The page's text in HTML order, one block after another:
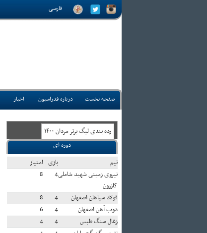
فارسی
صفحه نخست درباره فدراسیون اخبار
رده بندی ليگ برتر مردان ۱۴۰۰
دوره ای
تيم
بازی امتياز
نیروی زمینی شهید شاملی
کازرون
4
8
فولاد سپاهان اصفهان 4
8
ذوب آهن اصفهان
4
6
زغال سنگ طبس
4
4